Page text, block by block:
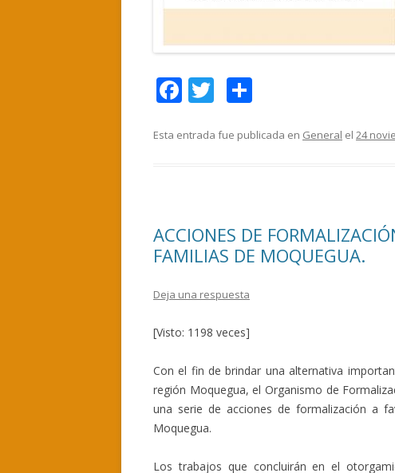
F
e
k
T
itt m
r
Esta entrada fue publicada en General el 24
ACCIONES DE
FAMILIAS DE MOQUEGUA.
Deja una respuesta
[Visto: 1198 veces]
Con el fin de brindar una alternativa
región Moquegua, el Organismo de
una serie de acciones de formalización a
Moquegua.
Los trabajos que concluirán en el